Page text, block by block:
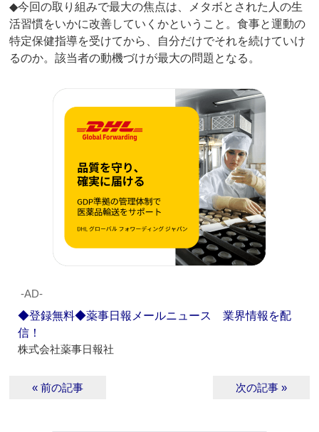
◆今回の取り組みで最大の焦点は、メタボとされた人の生
活習慣をいかに改善していくかということ。食事と運動の
特定保健指導を受けてから、自分だけでそれを続けていけ
るのか。該当者の動機づけが最大の問題となる。
‐AD‐
◆登録無料◆薬事日報メールニュース 業界情報を配
信！
株式会社薬事日報社
« 前の記事 次の記事 »